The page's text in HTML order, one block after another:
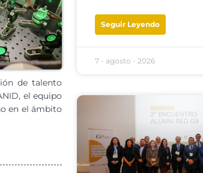
de talento
el equipo
en el ámbito
Seguir Leyendo
7 - agosto - 2026